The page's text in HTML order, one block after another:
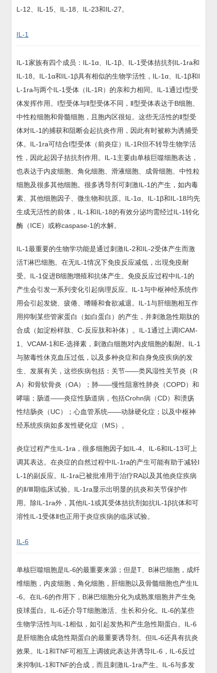
L-12、IL-15、IL-18、IL-23和IL-27。
IL-1
IL-1家族有四个成员：IL-1α、IL-1β、IL-1受体拮抗剂IL-1ra和
IL-18。IL-1α和IL-1β具有相似的生物学活性，IL-1α、IL-1β和I
L-1ra与两个IL-1受体（IL-1R）的亲和力相同。IL-1通过Ⅰ型受
体发挥作用。Ⅰ型受体与Ⅱ型受体不同，Ⅱ型受体表达于B细胞、
中性粒细胞和骨髓细胞，且胞内区很短。这些无活性的Ⅱ型受
体对IL-1的捕获和阻断会起抗炎作用，因此有时被称为诱捕受
体。IL-1ra可结合Ⅰ型受体（前炎症）IL-1R但不转导生物学活
性，因此起因子拮抗剂作用。IL-1主要由单核巨噬细胞表达，
也表达于内皮细胞、角化细胞、滑液细胞、成骨细胞、中性粒
细胞及很多其他细胞。很多诱导剂可刺激IL-1的产生，如内毒
素、其他细胞因子、微生物和抗原。IL-1α、IL-1β和IL-18均先
生成无活性的前体，IL-1和IL-18的有效分泌均需经过IL-1转化
酶（ICE）或称caspase-1的水解。
IL-1最重要的生物学功能是通过刺激IL-2和IL-2受体产生而激
活T淋巴细胞。在无IL-1情况下免疫反应减低，出现免疫耐
受。IL-1促进B细胞增殖和抗体产生。免疫反应过程中IL-1的
产生会引发一系列变化引起病理反应。IL-1与中枢神经系统作
用会引起发烧、疲倦、嗜睡和食欲减退。IL-1与肝细胞相互作
用抑制某些管家蛋白（如白蛋白）的产生，并刺激急性期肽的
合成（如淀粉样肽、C-反应肽和补体）。IL-1通过上调ICAM-
1、VCAM-1和E-选择素，刺激白细胞对内皮细胞的黏附。IL-1
与脓毒性休克血压过低，以及多种炎症和自身免疫疾病的发
生、发展有关，这些疾病包括：关节——类风湿性关节炎（R
A）和骨软骨炎（OA）；肺——慢性阻塞性肺炎（COPD）和
哮喘；肠道——炎症性肠道病，包括Crohn病（CD）和溃疡
性结肠炎（UC）；心血管系统——动脉硬化症；以及中枢神
经系统疾病如多发性硬化症（MS）。
炎症过程产生IL-1ra，很多细胞因子如IL-4、IL-6和IL-13可上
调其表达。在炎症的自然过程中IL-1ra的产生可能有助于减轻I
L-1的副反应。IL-1ra已被批准用于治疗RA以及其他炎症疾病
的Ⅱ/Ⅲ期临床试验。IL-1ra显示出明显的抗炎和关节保护作
用。除IL-1ra外，其他IL-1或其受体拮抗剂如抗IL-1β抗体和可
溶性IL-1受体Ⅱ也正用于炎症疾病的临床试验。
IL-6
单核巨噬细胞是IL-6的最重要来源；但是T、B淋巴细胞，成纤
维细胞，内皮细胞，角化细胞，肝细胞以及骨髓细胞也产生IL
-6。在IL-6的作用下，B淋巴细胞分化为成熟浆细胞并产生免
疫球蛋白。IL-6还介导T细胞激活、生长和分化。IL-6的某些
生物学活性与IL-1相似，如引起发热和产生急性期蛋白。IL-6
是肝细胞合成急性期蛋白的最重要诱导剂。但IL-6还具有抗炎
效果。IL-1和TNF可相互上调彼此表达并诱导IL-6，IL-6反过
来抑制IL-1和TNF的合成，而且刺激IL-1ra产生。IL-6与多发